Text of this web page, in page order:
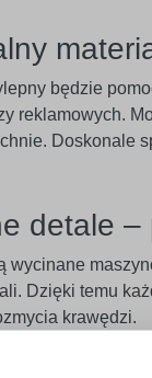
będzie
reklamowych.
Doskonale
detale
wycinane
Dzięki temu
krawędzi.